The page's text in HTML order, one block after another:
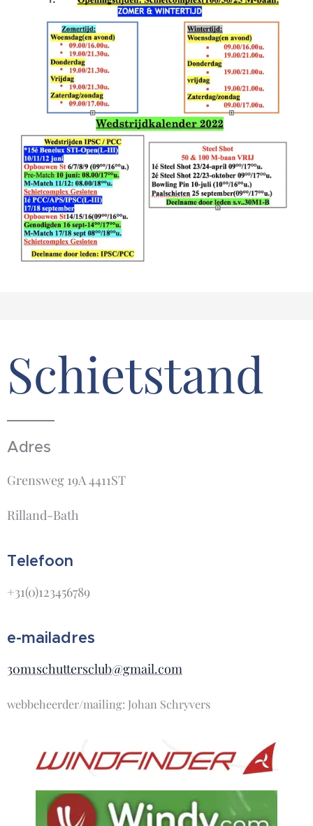
Schietstand
Adres
Grensweg 19A 4411ST
Rilland-Bath
Telefoon
+31(0)123456789
e-mailadres
30m1schuttersclub@gmail.com
webbeheerder/mailing: Johan Schryvers